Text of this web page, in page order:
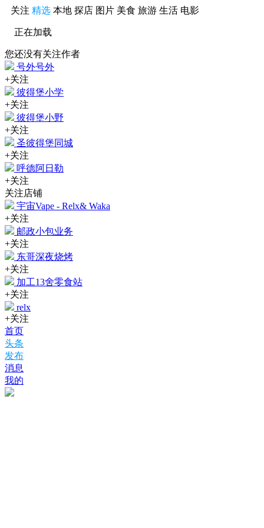
关注 精选 本地 探店 图片 美食 旅游 生活 电影
正在加载
您还没有关注作者
号外号外
+关注
彼得堡小学
+关注
彼得堡小野
+关注
圣彼得堡同城
+关注
呼德阿日勒
+关注
关注店铺
宇宙Vape - Relx& Waka
+关注
邮政小包业务
+关注
东哥深夜烧烤
+关注
加工13舍零食站
+关注
relx
+关注
首页
头条
发布
消息
我的